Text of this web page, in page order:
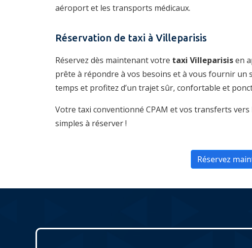
aéroport et les transports médicaux.
Réservation de taxi à Villeparisis
Réservez dès maintenant votre taxi Villeparisisen
prête à répondre à vos besoins et à vous fournir un
temps et profitez d’un trajet sûr, confortable et
Votre taxi conventionné CPAM et vos transferts
simples à réserver !
Réservez